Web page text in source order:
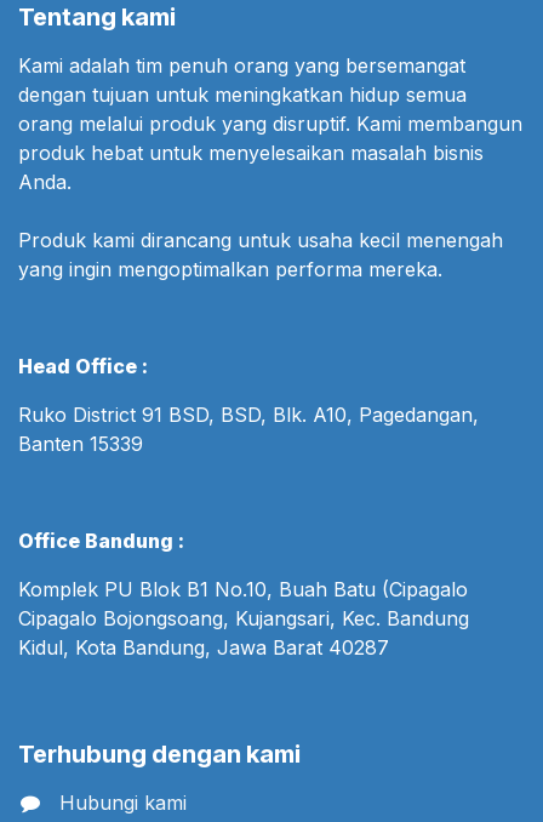
Tentang kami
Kami adalah tim penuh orang yang bersemangat
dengan tujuan untuk meningkatkan hidup semua
orang melalui produk yang disruptif. Kami membangun
produk hebat untuk menyelesaikan masalah bisnis
Anda.
Produk kami dirancang untuk usaha kecil menengah
yang ingin mengoptimalkan performa mereka.
Head Office :
Ruko District 91 BSD, BSD, Blk. A10, Pagedangan,
Banten 15339
Office Bandung :
Komplek PU Blok B1 No.10, Buah Batu (Cipagalo
Cipagalo Bojongsoang, Kujangsari, Kec. Bandung
Kidul, Kota Bandung, Jawa Barat 40287
Terhubung dengan kami
Hubungi kami